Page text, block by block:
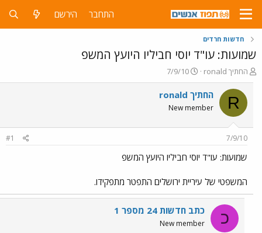
התחבר הירשם
חדשות חרדים
שמועות: עו"ד יוסי חביליו היועץ המשפ
פ
ו
ת
ח
ה
ו
ש
א
ronald החתיך
פ
ו
ר
ם
ר
7/9/10
R ronald החתיך
New member
7/9/10
#1
שמועות: עו"ד יוסי חביליו היועץ המשפ
המשפטי של עיריית ירושלים התפטר מתפקידו.
כ כתב חדשות 24 מספר 1
New member